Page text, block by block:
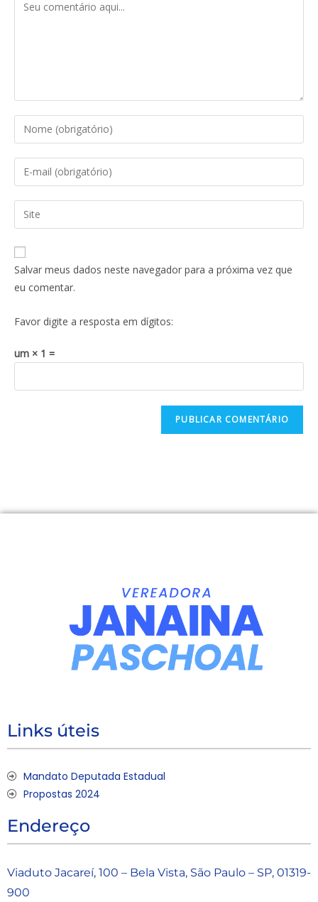
Salvar meus dados neste navegador para a próxima vez que
eu comentar.
Favor digite a resposta em dígitos:
um × 1 =
Links úteis
Mandato Deputada Estadual
Propostas 2024
Endereço
Viaduto Jacareí, 100 – Bela Vista, São Paulo – SP, 01319-
900